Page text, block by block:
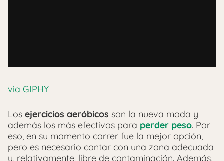
via GIPHY
Los ejercicios aeróbicos son la nueva moda y
además los más efectivos para perder peso. Por
eso, en su momento correr fue la mejor opción,
pero es necesario contar con una zona adecuada
y, relativamente, libre de contaminación. Además,